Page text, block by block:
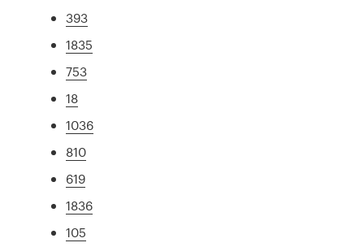
393
1835
753
18
1036
810
619
1836
105